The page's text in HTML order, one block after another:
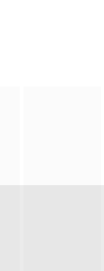
从头到脚，从里到外，从